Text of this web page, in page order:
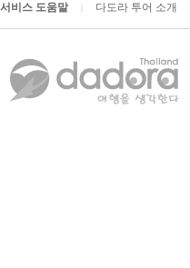
서비스 도움말 다도라 투어 소개